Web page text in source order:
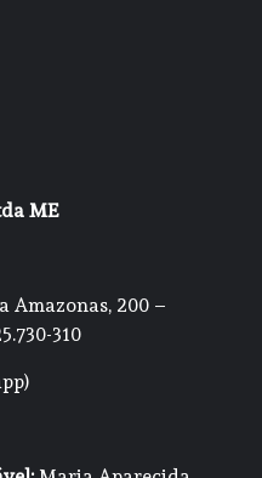
ME
Amazonas, 200 –
310